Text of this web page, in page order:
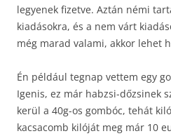
legyenek fizetve. Aztán némi
kiadásokra, és a nem várt
még marad valami, akkor lehet
Én például tegnap vettem egy
Igenis, ez már habzsi-dőzsinek
kerül a 40g-os gombóc, tehát
kacsacomb kilóját meg már 10